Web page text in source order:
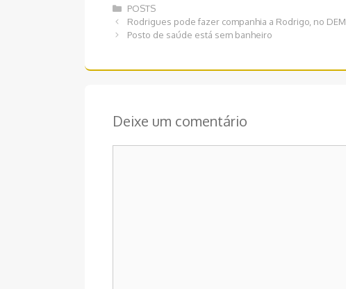
Categorias
POSTS
Navegação
de
Rodrigues pode fazer companhia a Rodrigo, no DEM
Posto de saúde está sem banheiro
Deixe um comentário